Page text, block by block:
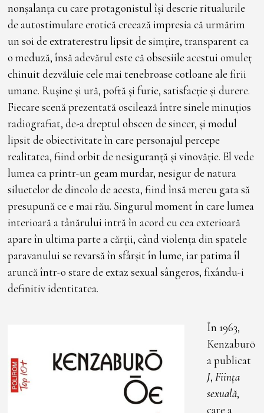
nonșalanța cu care protagonistul își descrie ritualurile
de autostimulare erotică creează impresia că urmărim
un soi de extraterestru lipsit de simțire, transparent ca
o meduză, însă adevărul este că obsesiile acestui omuleț
chinuit dezvăluie cele mai tenebroase cotloane ale firii
umane. Rușine și ură, poftă și furie, satisfacție și durere.
Fiecare scenă prezentată oscilează între sinele minuțios
radiografiat, de-a dreptul obscen de sincer, și modul
lipsit de obiectivitate în care personajul percepe
realitatea, fiind orbit de nesiguranță și vinovăție. El vede
lumea ca printr-un geam murdar, nesigur de natura
siluetelor de dincolo de acesta, fiind însă mereu gata să
presupună ce e mai rău. Singurul moment în care lumea
interioară a tânărului intră în acord cu cea exterioară
apare în ultima parte a cărții, când violența din spatele
paravanului se revarsă în sfârșit în lume, iar patima îl
aruncă într-o stare de extaz sexual sângeros, fixându-i
definitiv identitatea.
În 1963,
Kenzaburō
a publicat
J, Ființa
sexuală,
care a